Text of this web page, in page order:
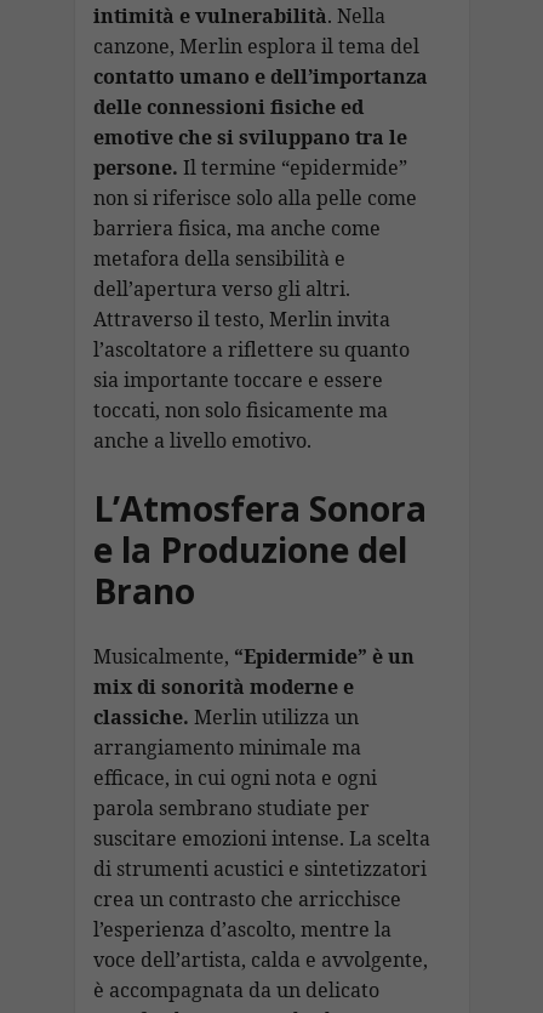
intimità e vulnerabilità. Nella
canzone, Merlin esplora il tema del
contatto umano e dell’importanza
delle connessioni fisiche ed
emotive che si sviluppano tra le
persone. Il termine “epidermide”
non si riferisce solo alla pelle come
barriera fisica, ma anche come
metafora della sensibilità e
dell’apertura verso gli altri.
Attraverso il testo, Merlin invita
l’ascoltatore a riflettere su quanto
sia importante toccare e essere
toccati, non solo fisicamente ma
anche a livello emotivo.
L’Atmosfera Sonora
e la Produzione del
Brano
Musicalmente, “Epidermide” è un
mix di sonorità moderne e
classiche. Merlin utilizza un
arrangiamento minimale ma
efficace, in cui ogni nota e ogni
parola sembrano studiate per
suscitare emozioni intense. La scelta
di strumenti acustici e sintetizzatori
crea un contrasto che arricchisce
l’esperienza d’ascolto, mentre la
voce dell’artista, calda e avvolgente,
è accompagnata da un delicato